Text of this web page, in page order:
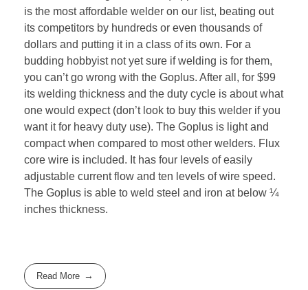
is the most affordable welder on our list, beating out
its competitors by hundreds or even thousands of
dollars and putting it in a class of its own. For a
budding hobbyist not yet sure if welding is for them,
you can’t go wrong with the Goplus. After all, for $99
its welding thickness and the duty cycle is about what
one would expect (don’t look to buy this welder if you
want it for heavy duty use). The Goplus is light and
compact when compared to most other welders. Flux
core wire is included. It has four levels of easily
adjustable current flow and ten levels of wire speed.
The Goplus is able to weld steel and iron at below ¼
inches thickness.
Read More